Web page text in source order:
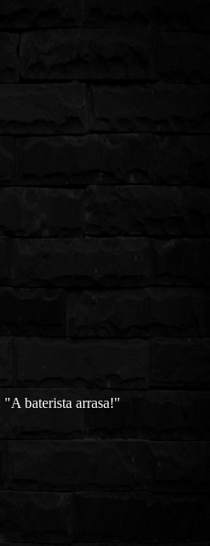
baterista arrasa!"